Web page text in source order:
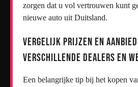
zorgen dat u vol vertrouwen kunt
nieuwe auto uit Duitsland.
Vergelijk prijzen en
verschillende dealers en
Een belangrijke tip bij het kopen